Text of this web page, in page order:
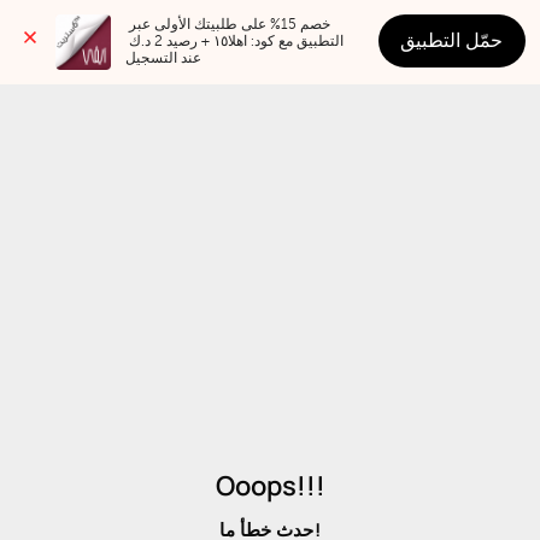
عند التسجيل
حمّل التطبيق
Ooops!!!
حدث خطأ ما!